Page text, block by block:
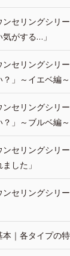
セリングシリ
がする…」
セリングシリ
」～イエベ編～
セリングシリ
」～ブルベ編～
セリングシリ
した」
セリングシリ
｜各タイプの